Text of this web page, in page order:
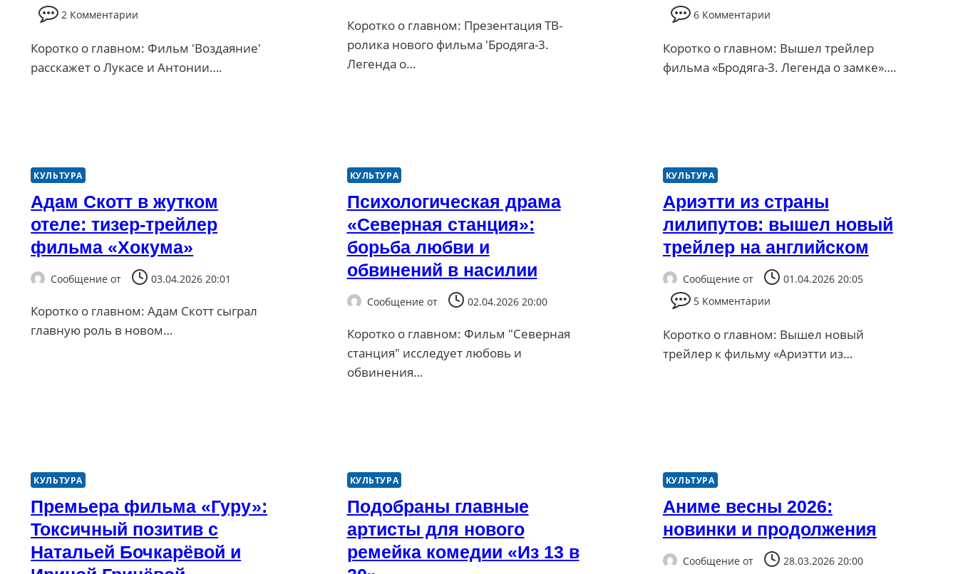
2 Комментарии
Коротко о главном: Фильм 'Воздаяние'
расскажет о Лукасe и Антонии….
Коротко о главном: Презентация ТВ-
ролика нового фильма 'Бродяга-3.
Легенда о…
6 Комментарии
Коротко о главном: Вышел трейлер
фильма «Бродяга-3. Легенда о замке»….
КУЛЬТУРА
Адам Скотт в жутком
отеле: тизер-трейлер
фильма «Хокума»
Сообщение от 03.04.2026 20:01
Коротко о главном: Адам Скотт сыграл
главную роль в новом…
КУЛЬТУРА
Психологическая драма
«Северная станция»:
борьба любви и
обвинений в насилии
Сообщение от 02.04.2026 20:00
Коротко о главном: Фильм "Северная
станция" исследует любовь и
обвинения…
КУЛЬТУРА
Ариэтти из страны
лилипутов: вышел новый
трейлер на английском
Сообщение от
01.04.2026 20:05
5 Комментарии
Коротко о главном: Вышел новый
трейлер к фильму «Ариэтти из…
КУЛЬТУРА
Премьера фильма «Гуру»:
Токсичный позитив с
Натальей Бочкарёвой и
КУЛЬТУРА
Подобраны главные
артисты для нового
ремейка комедии «Из 13 в
КУЛЬТУРА
Аниме весны 2026:
новинки и продолжения
Сообщение от 28.03.2026 20:00